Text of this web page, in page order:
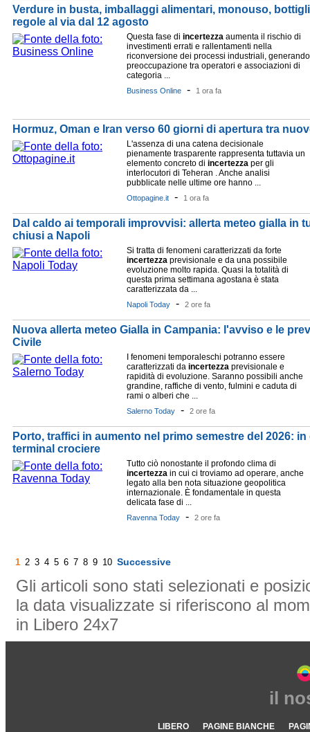
Verdure in busta, imballaggi alimentari, monouso,
regole al via dal 12 agosto
Questa fase di incertezza aumenta il rischio di
investimenti errati e rallentamenti nella
riconversione dei processi industriali, generando
preoccupazione tra operatori e associazioni di
categoria ...
Business Online - 1 ora fa
Hormuz, Oman e Iran verso 60 giorni di apertura tra
L'assenza di una catena decisionale
pienamente trasparente rappresenta tuttavia un
elemento concreto di incertezza per gli
interlocutori di Teheran . Anche analisi
pubblicate nelle ultime ore hanno ...
Ottopagine.it - 1 ora fa
Dal caldo ai temporali improvvisi: allerta meteo gialla in
chiusi a Napoli
Si tratta di fenomeni caratterizzati da forte
incertezza previsionale e da una possibile
evoluzione molto rapida. Quasi la totalità di
questa prima settimana agostana è stata
caratterizzata da ...
Napoli Today - 2 ore fa
Nuova allerta meteo Gialla in Campania: l'avviso e le
Civile
I fenomeni temporaleschi potranno essere
caratterizzati da incertezza previsionale e
rapidità di evoluzione. Saranno possibili anche
grandine, raffiche di vento, fulmini e caduta di
rami o alberi che ...
Salerno Today - 2 ore fa
Porto, traffici in aumento nel primo semestre del 2026:
terminal crociere
Tutto ciò nonostante il profondo clima di
incertezza in cui ci troviamo ad operare, anche
legato alla ben nota situazione geopolitica
internazionale. È fondamentale in questa
delicata fase di ...
Ravenna Today - 2 ore fa
1 2 3 4 5 6 7 8 9 10 Successive
Gli articoli sono stati selezionati e
la data visualizzate si riferiscono al
in Libero 24x7
il
LIBERO PAGINE BIANCHE